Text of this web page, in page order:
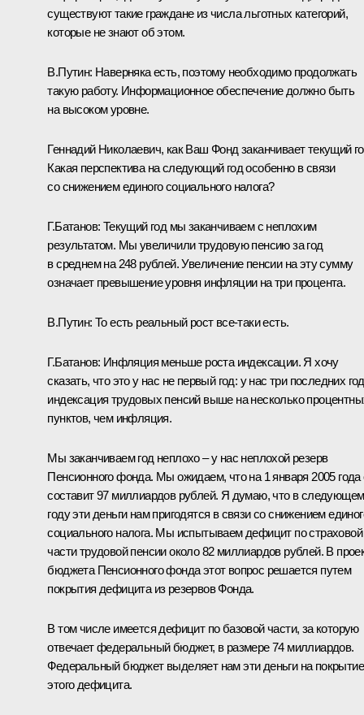
существуют такие граждане из числа льготных категорий,
которые не знают об этом.
В.Путин: Наверняка есть, поэтому необходимо продолжать
такую работу. Информационное обеспечение должно быть
на высоком уровне.
Геннадий Николаевич, как Ваш Фонд заканчивает текущий
Какая перспектива на следующий год особенно в связи
со снижением единого социального налога?
Г.Батанов: Текущий год мы заканчиваем с неплохим
результатом. Мы увеличили трудовую пенсию за год
в среднем на 248 рублей. Увеличение пенсии на эту сумму
означает превышение уровня инфляции на три процента.
В.Путин: То есть реальный рост все‑таки есть.
Г.Батанов: Инфляция меньше роста индексации. Я хочу
сказать, что это у нас не первый год: у нас три последних
индексация трудовых пенсий выше на несколько
пунктов, чем инфляция.
Мы заканчиваем год неплохо – у нас неплохой резерв
Пенсионного фонда. Мы ожидаем, что на 1 января 2005 года
составит 97 миллиардов рублей. Я думаю, что в следующем
году эти деньги нам пригодятся в связи со снижением
социального налога. Мы испытываем дефицит по страховой
части трудовой пенсии около 82 миллиардов рублей. В
бюджета Пенсионного фонда этот вопрос решается путем
покрытия дефицита из резервов Фонда.
В том числе имеется дефицит по базовой части, за которую
отвечает федеральный бюджет, в размере 74 миллиардов.
Федеральный бюджет выделяет нам эти деньги на покрытие
этого дефицита.